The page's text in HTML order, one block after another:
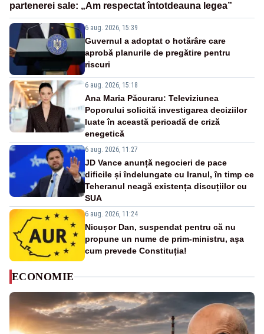
partenerei sale: „Am respectat întotdeauna legea”
6 aug. 2026, 15:39
Guvernul a adoptat o hotărâre care
aprobă planurile de pregătire pentru
riscuri
6 aug. 2026, 15:18
Ana Maria Păcuraru: Televiziunea
Poporului solicită investigarea deciziilor
luate în această perioadă de criză
enegetică
6 aug. 2026, 11:27
JD Vance anunță negocieri de pace
dificile și îndelungate cu Iranul, în timp ce
Teheranul neagă existența discuțiilor cu
SUA
6 aug. 2026, 11:24
Nicușor Dan, suspendat pentru că nu
propune un nume de prim-ministru, așa
cum prevede Constituția!
ECONOMIE